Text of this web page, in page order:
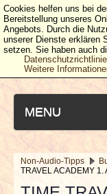
MENU
NEUESTE
Non-Audio-Tipps
TRAVEL ACADEMY
Cookies helfen uns bei
Bereitstellung unseres
Angebots. Durch die
unserer Dienste erklären
setzen. Sie haben auch
Weitere